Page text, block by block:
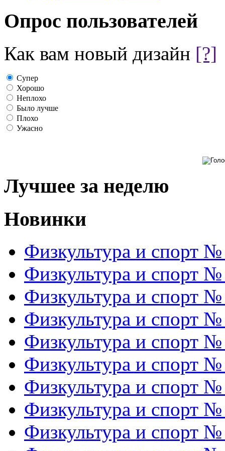
Опрос пользователей
Как вам новый дизайн [?]
Супер
Хорошо
Неплохо
Было лучше
Плохо
Ужасно
Лучшее за неделю
Новинки
Физкультура и спорт
Физкультура и спорт
Физкультура и спорт
Физкультура и спорт
Физкультура и спорт
Физкультура и спорт
Физкультура и спорт
Физкультура и спорт
Физкультура и спорт